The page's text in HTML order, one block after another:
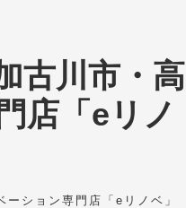
古川市・高
店「eリノ
ション専門店「eリノベ」